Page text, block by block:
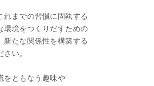
れまでの習慣に固執する
環境をつくりだすための
新たな関係性を構築する
い。
をともなう趣味や